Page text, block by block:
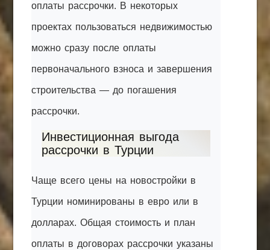
оплаты рассрочки. В некоторых
проектах пользоваться недвижимостью
можно сразу после оплаты
первоначального взноса и завершения
строительства — до погашения
рассрочки.
Инвестиционная выгода
рассрочки в Турции
Чаще всего цены на новостройки в
Турции номинированы в евро или в
долларах. Общая стоимость и план
оплаты в договорах рассрочки указаны